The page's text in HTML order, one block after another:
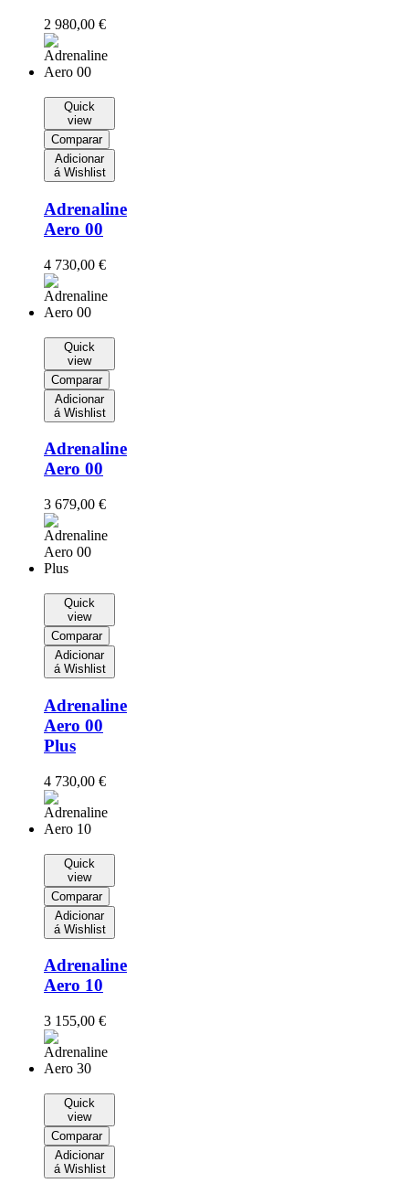
2 980,00 €
Quick
view
Comparar
Adicionar
á Wishlist
Adrenaline
Aero 00
4 730,00 €
Quick
view
Comparar
Adicionar
á Wishlist
Adrenaline
Aero 00
3 679,00 €
Quick
view
Comparar
Adicionar
á Wishlist
Adrenaline
Aero 00
Plus
4 730,00 €
Quick
view
Comparar
Adicionar
á Wishlist
Adrenaline
Aero 10
3 155,00 €
Quick
view
Comparar
Adicionar
á Wishlist